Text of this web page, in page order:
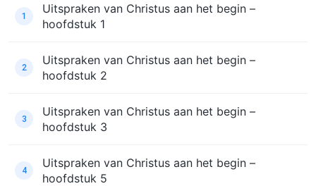
1
Uitspraken van Christus aan het begin –
hoofdstuk 1
2
Uitspraken van Christus aan het begin –
hoofdstuk 2
3
Uitspraken van Christus aan het begin –
hoofdstuk 3
4
Uitspraken van Christus aan het begin –
hoofdstuk 5